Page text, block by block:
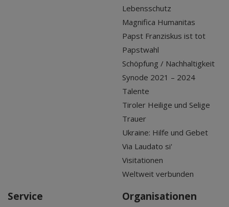
Lebensschutz
Magnifica Humanitas
Papst Franziskus ist tot
Papstwahl
Schöpfung / Nachhaltigkeit
Synode 2021 – 2024
Talente
Tiroler Heilige und Selige
Trauer
Ukraine: Hilfe und Gebet
Via Laudato si'
Visitationen
Weltweit verbunden
Service
Organisationen